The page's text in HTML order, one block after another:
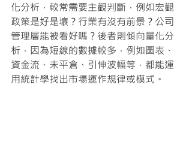
化分析，較常需要主觀判斷，例如宏觀
政策是好是壞？行業有沒有前景？公司
管理層能被看好嗎？後者則傾向量化分
析，因為短線的數據較多，例如圖表、
資金流、未平倉、引伸波幅等，都能運
用統計學找出市場運作規律或模式。